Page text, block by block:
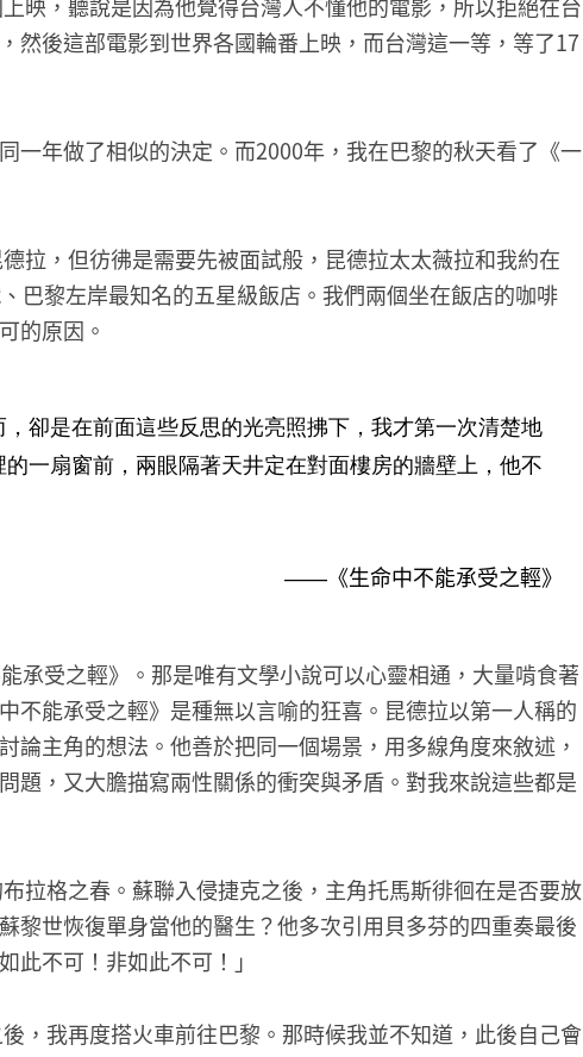
映，聽說是因為他覺得台灣人不懂他的電影，所以拒絕在台
然後這部電影到世界各國輪番上映，而台灣這一等，等了17
一年做了相似的決定。而2000年，我在巴黎的秋天看了《一
拉，但彷彿是需要先被面試般，昆德拉太太薇拉和我約在
巴黎左岸最知名的五星級飯店。我們兩個坐在飯店的咖啡
的原因。
卻是在前面這些反思的光亮照拂下，我才第一次清楚地
一扇窗前，兩眼隔著天井定在對面樓房的牆壁上，他不
—— 《生命中不能承受之輕》
承受之輕》。那是唯有文學小說可以心靈相通，大量啃食著
不能承受之輕》是種無以言喻的狂喜。昆德拉以第一人稱的
論主角的想法。他善於把同一個場景，用多線角度來敘述，
題，又大膽描寫兩性關係的衝突與矛盾。對我來說這些都是
拉格之春。蘇聯入侵捷克之後，主角托馬斯徘徊在是否要放
黎世恢復單身當他的醫生？他多次引用貝多芬的四重奏最後
此不可！非如此不可！」
，我再度搭火車前往巴黎。那時候我並不知道，此後自己會